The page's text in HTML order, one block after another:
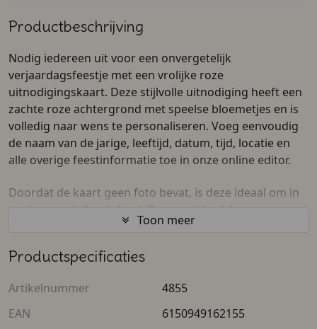
Productbeschrijving
Nodig iedereen uit voor een onvergetelijk
verjaardagsfeestje met een vrolijke roze
uitnodigingskaart. Deze stijlvolle uitnodiging heeft een
zachte roze achtergrond met speelse bloemetjes en is
volledig naar wens te personaliseren. Voeg eenvoudig
de naam van de jarige, leeftijd, datum, tijd, locatie en
alle overige feestinformatie toe in onze online editor.
Doordat de kaart geen foto bevat, is deze ideaal om in
grotere aantallen te bestellen en uit te delen aan
vriendjes, vriendinnetjes, klasgenootjes of familie. Zo
uitnodiging die perfect past bij ieder
De voor- en achterkant zijn volledig naar wens aan te
Toon meer
Productspecificaties
Artikelnummer
4855
EAN
6150949162155